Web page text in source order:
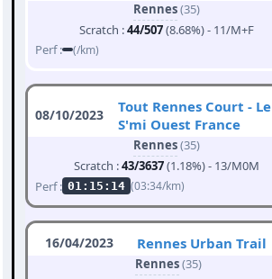
Rennes(35)
Scratch :44/507(8.68%) - 11/M+F
Perf :
(/km)
08/10/2023
Tout Rennes Court - Le
S'mi Ouest France
Rennes(35)
Scratch :43/3637(1.18%) - 13/M0M
Perf : 01:15:14 (03:34/km)
16/04/2023 Rennes Urban Trail
Rennes(35)